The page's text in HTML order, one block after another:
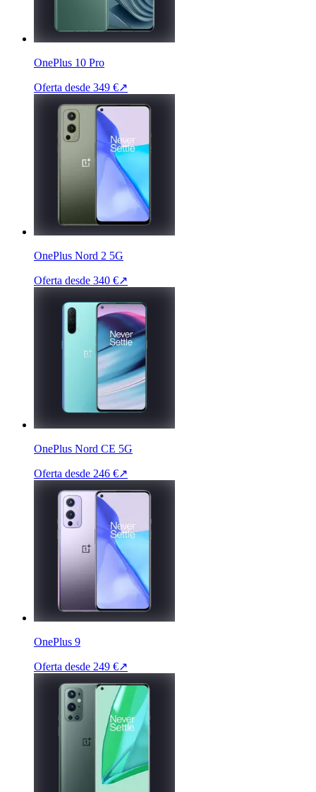
OnePlus 10 Pro
Oferta desde 349 €↗
OnePlus Nord 2 5G
Oferta desde 340 €↗
OnePlus Nord CE 5G
Oferta desde 246 €↗
OnePlus 9
Oferta desde 249 €↗